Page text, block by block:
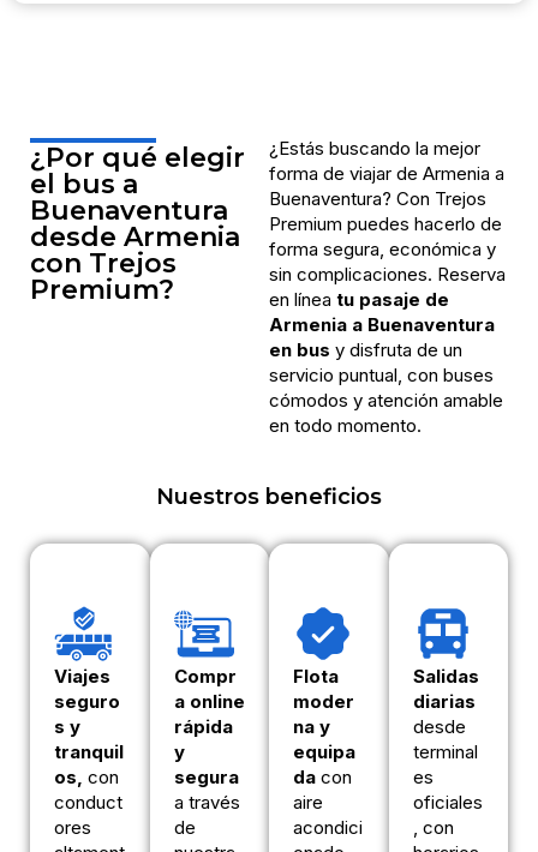
¿Por qué elegir
el bus a
Buenaventura
desde Armenia
con Trejos
Premium?
¿Estás buscando la mejor
forma de viajar de Armenia a
Buenaventura? Con Trejos
Premium puedes hacerlo de
forma segura, económica y
sin complicaciones. Reserva
en línea tu pasaje de
Armenia a Buenaventura
en bus y disfruta de un
servicio puntual, con buses
cómodos y atención amable
en todo momento.
Nuestros beneficios
Viajes
seguro
s y
tranquil
os, con
conduct
ores
Compr
a online
rápida
y
segura
a través
de
Flota
moder
na y
equipa
da con
aire
acondici
Salidas
diarias
desde
terminal
es
oficiales
, con